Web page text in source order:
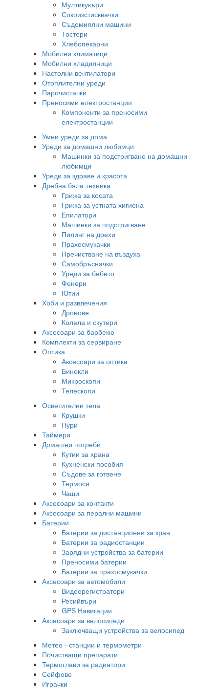
Мултикукъри
Сокоизстисквачки
Съдомиялни машини
Тостери
Хлебопекарни
Мобилни климатици
Мобилни хладилници
Настолни вентилатори
Отоплителни уреди
Парочистачки
Преносими електростанции
Компоненти за преносими
електростанции
Умни уреди за дома
Уреди за домашни любимци
Машинки за подстригване на домашни
любимци
Уреди за здраве и красота
Дребна бяла техника
Грижа за косата
Грижа за устната хигиена
Епилатори
Машинки за подстригване
Пилинг на дрехи
Прахосмукачки
Пречистване на въздуха
Самобръсначки
Уреди за бебето
Фенери
Ютии
Хоби и развлечения
Дронове
Колела и скутери
Аксесоари за барбекю
Комплекти за сервиране
Оптика
Аксесоари за оптика
Бинокли
Микроскопи
Телескопи
Осветителни тела
Крушки
Пури
Таймери
Домашни потреби
Кутии за храна
Кухненски пособия
Съдове за готвене
Термоси
Чаши
Аксесоари за контакти
Аксесоари за перални машини
Батерии
Батерии за дистанционни за кран
Батерии за радиостанции
Зарядни устройства за батерии
Преносими батерии
Батерии за прахосмукачки
Аксесоари за автомобили
Видеорегистратори
Ресийвъри
GPS Навигации
Аксесоари за велосипеди
Заключващи устройства за велосипед
Метео - станции и термометри
Почистващи препарати
Термоглави за радиатори
Сейфове
Играчки